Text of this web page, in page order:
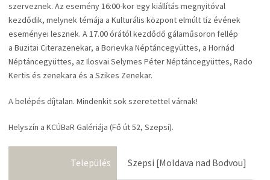
szerveznek. Az esemény 16:00-kor egy kiállítás megnyitóval
kezdődik, melynek témája a Kulturális központ elmúlt tíz évének
eseményei lesznek. A 17.00 órától kezdődő gálaműsoron fellép
a Buzitai Citerazenekar, a Borievka Néptáncegyüttes, a Hornád
Néptáncegyüttes, az Ilosvai Selymes Péter Néptáncegyüttes, Rado
Kertis és zenekara és a Szikes Zenekar.
A belépés díjtalan. Mindenkit sok szeretettel várnak!
Helyszín a KCÚBaR Galériája (Fő út 52, Szepsi).
Település Szepsi [Moldava nad Bodvou]